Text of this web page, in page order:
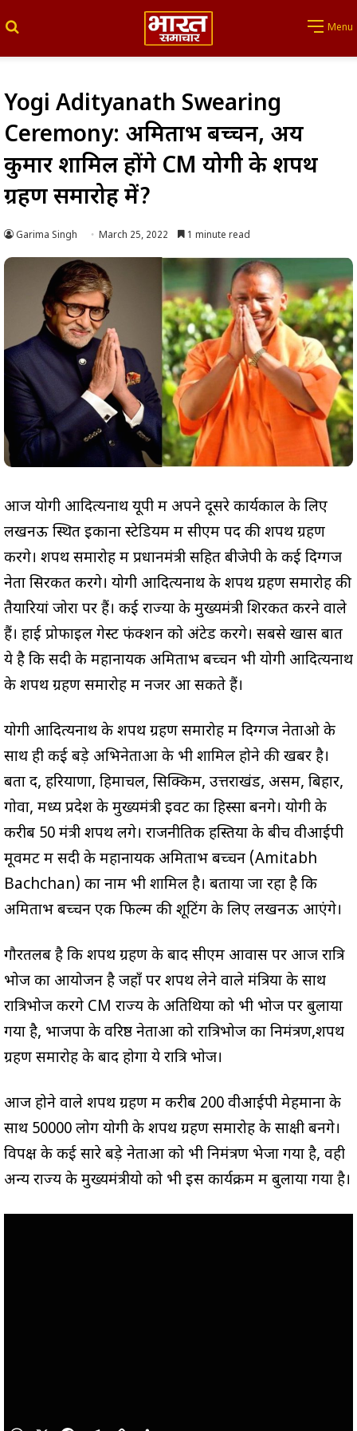
Menu
Yogi Adityanath Swearing
Ceremony: अमिताभ बच्चन, अक्षय
कुमार शामिल होंगे CM योगी के शपथ
ग्रहण समारोह में?
Garima Singh March 25, 2022 1 minute read
आज योगी आदित्यनाथ यूपी में अपने दूसरे कार्यकाल के लिए
लखनऊ स्थित इकाना स्टेडियम में सीएम पद की शपथ ग्रहण
करेंगे। शपथ समारोह में प्रधानमंत्री सहित बीजेपी के कई दिग्गज
नेता सिरकत करेंगे। योगी आदित्यनाथ के शपथ ग्रहण समारोह की
तैयारियां जोरों पर हैं। कई राज्यों के मुख्यमंत्री शिरकत करने वाले
हैं। हाई प्रोफाइल गेस्ट फंक्शन को अंटेड करेंगे। सबसे खास बात
ये है कि सदी के महानायक अमिताभ बच्चन भी योगी आदित्यनाथ
के शपथ ग्रहण समारोह में नजर आ सकते हैं।
योगी आदित्यनाथ के शपथ ग्रहण समारोह में दिग्गज नेताओ के
साथ ही कई बड़े अभिनेताओं के भी शामिल होने की खबर है।
बता दें, हरियाणा, हिमाचल, सिक्किम, उत्तराखंड, असम, बिहार,
गोवा, मध्य प्रदेश के मुख्यमंत्री इवेंट का हिस्सा बनेंगे। योगी के
करीब 50 मंत्री शपथ लेंगे। राजनीतिक हस्तियों के बीच वीआईपी
मूवमेंट में सदी के महानायक अमिताभ बच्चन (Amitabh
Bachchan) का नाम भी शामिल है। बताया जा रहा है कि
अमिताभ बच्चन एक फिल्म की शूटिंग के लिए लखनऊ आएंगे।
गौरतलब है कि शपथ ग्रहण के बाद सीएम आवास पर आज रात्रि
भोज का आयोजन है जहाँ पर शपथ लेने वाले मंत्रियों के साथ
रात्रिभोज करेंगे CM राज्य के अतिथियों को भी भोज पर बुलाया
गया है, भाजपा के वरिष्ठ नेताओं को रात्रिभोज का निमंत्रण,शपथ
ग्रहण समारोह के बाद होगा ये रात्रि भोज।
आज होने वाले शपथ ग्रहण में करीब 200 वीआईपी मेहमानों के
साथ 50000 लोग योगी के शपथ ग्रहण समारोह के साक्षी बनेंगे।
विपक्ष के कई सारे बड़े नेताओं को भी निमंत्रण भेजा गया है, वही
अन्य राज्य के मुख्यमंत्रीयो को भी इस कार्यक्रम में बुलाया गया है।